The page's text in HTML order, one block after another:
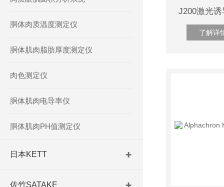
胴体肉质温度测定仪
胴体肌肉脂肪厚度测定仪
肉色测定仪
胴体肌肉电导率仪
胴体肌肉PH值测定仪
日本KETT
佐竹SATAKE
J200激光
了解详